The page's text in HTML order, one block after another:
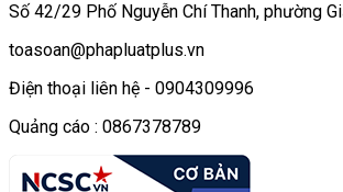
Số 42/29 Phố Nguyễn Chí Thanh, phường
toasoan@phapluatplus.vn
Điện thoại liên hệ - 0904309996
Quảng cáo : 0867378789